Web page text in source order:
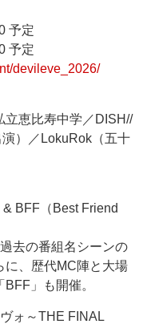
予定
予定
devileve_2026/
立恵比寿中学／DISH//
演）／LokuRok（五十
& BFF（Best Friend
去の番組名シーンの
に、歴代MC陣と大場
」も開催。
ォ～THE FINAL